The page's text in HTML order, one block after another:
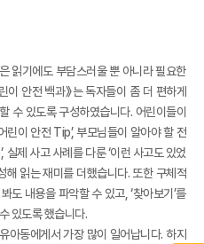
읽기에도 부담스러울 뿐 아니라 필요한
이 안전 백과》는 독자들이 좀 더 편하게
수 있도록 구성하였습니다. 어린이들이
린이 안전 Tip’, 부모님들이 알아야 할 전
실제 사고 사례를 다룬 ‘이런 사고도 있었
해 읽는 재미를 더했습니다. 또한 구체적
도 내용을 파악할 수 있고, ‘찾아보기’를
있도록 했습니다.
아동에게서 가장 많이 일어납니다. 하지